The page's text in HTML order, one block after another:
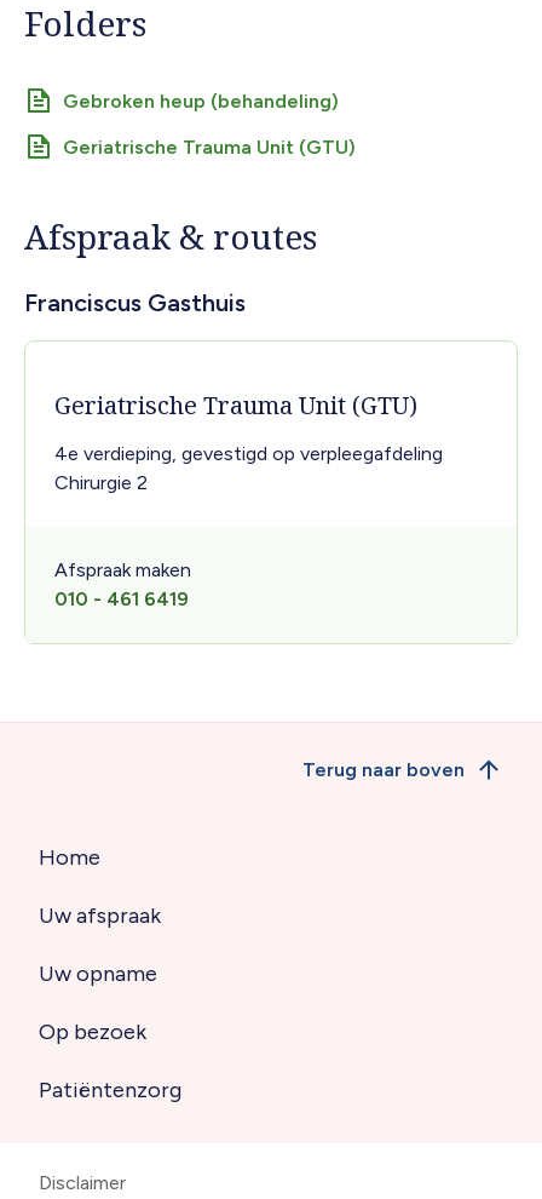
Folders
Gebroken heup (behandeling)
Geriatrische Trauma Unit (GTU)
Afspraak & routes
Franciscus Gasthuis
Geriatrische Trauma Unit (GTU)
4e verdieping, gevestigd op verpleegafdeling
Chirurgie 2
Afspraak maken
010 - 461 6419
(footer)
Home
Uw afspraak
Uw opname
Op bezoek
Patiëntenzorg
Disclaimer
Terug naar boven